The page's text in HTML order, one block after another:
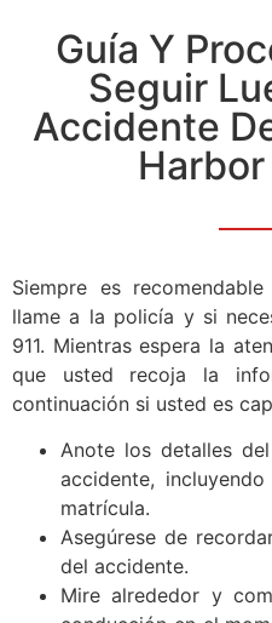
Guía Y
Seguir
Accidente
Siempre es
llame a la policía y si
911. Mientras espera la
que usted recoja la
continuación si usted es
Anote los detalles
accidente,
matrícula.
Asegúrese de
del accidente.
Mire alrededor y